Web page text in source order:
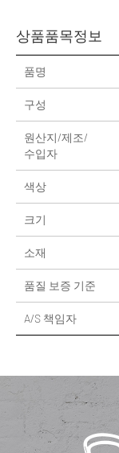
상품품목정보
품명
구성
원산지/제조/
수입자
색상
크기
소재
품질 보증 기준
A/S 책임자